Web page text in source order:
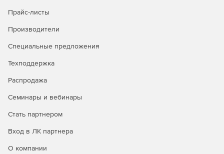
Инструменты КриптоПро CSP 5.0
Прайс-листы
Производители
Специальные предложения
Техподдержка
Распродажа
Семинары и вебинары
Стать партнером
Вход в ЛК партнера
О компании